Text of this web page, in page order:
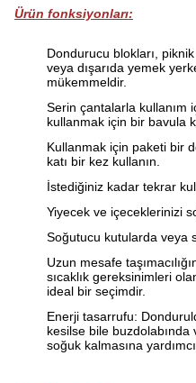
Ürün fonksiyonları:
Dondurucu blokları,
veya dışarıda yemek
mükemmeldir.
Serin çantalarla kullanım
kullanmak için bir bavula
Kullanmak için paketi bir
katı bir kez kullanın.
İstediğiniz kadar tekrar
Yiyecek ve içeceklerinizi
Soğutucu kutularda veya
Uzun mesafe
sıcaklık gereksinimleri
ideal bir seçimdir.
Enerji tasarrufu:
kesilse bile buzdolabında
soğuk kalmasına